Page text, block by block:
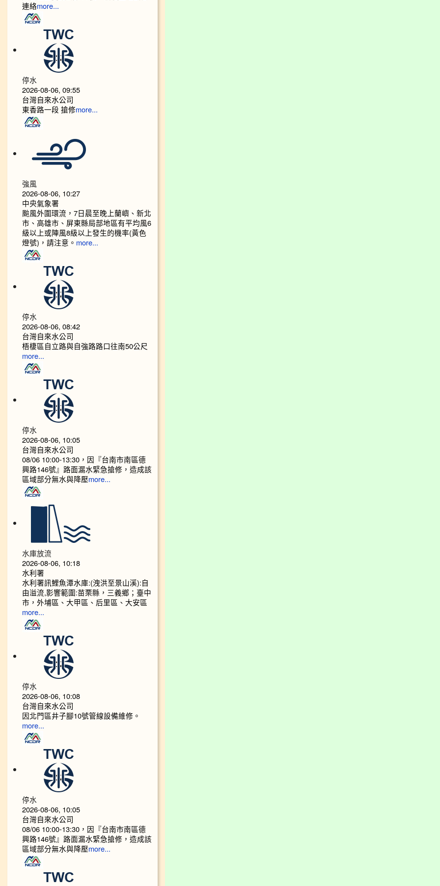
連絡more...
停水
2026-08-06, 09:55
台灣自來水公司
東香路一段 搶修more...
強風
2026-08-06, 10:27
中央氣象署
颱風外圍環流，7日晨至晚上蘭嶼、新北
市、高雄市、屏東縣局部地區有平均風6
級以上或陣風8級以上發生的機率(黃色
燈號)，請注意。 more...
停水
2026-08-06, 08:42
台灣自來水公司
梧棲區自立路與自強路路口往南50公尺
more...
停水
2026-08-06, 10:05
台灣自來水公司
08/06 10:00-13:30，因『台南市南區德
興路146號』路面漏水緊急搶修，造成該
區域部分無水與降壓more...
水庫放流
2026-08-06, 10:18
水利署
水利署訊鯉魚潭水庫:(洩洪至景山溪):自
由溢流,影響範圍:苗栗縣，三義鄉；臺中
市，外埔區、大甲區、后里區、大安區
more...
停水
2026-08-06, 10:08
台灣自來水公司
因北門區井子腳10號管線設備維修。
more...
停水
2026-08-06, 10:05
台灣自來水公司
08/06 10:00-13:30，因『台南市南區德
興路146號』路面漏水緊急搶修，造成該
區域部分無水與降壓more...